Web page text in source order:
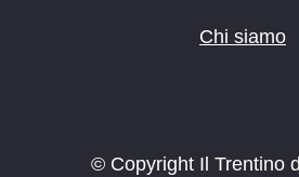
Chi siamo
© Copyright Il Trentino